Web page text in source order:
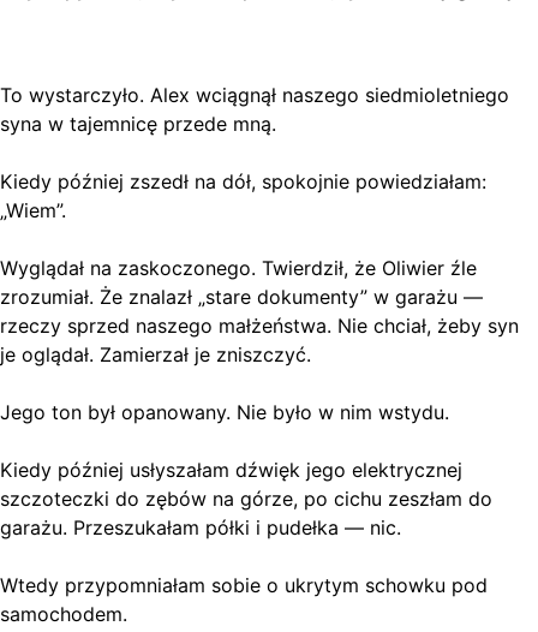
To wystarczyło. Alex wciągnął naszego siedmioletniego
syna w tajemnicę przede mną.
Kiedy później zszedł na dół, spokojnie powiedziałam:
„Wiem”.
Wyglądał na zaskoczonego. Twierdził, że Oliwier źle
zrozumiał. Że znalazł „stare dokumenty” w garażu —
rzeczy sprzed naszego małżeństwa. Nie chciał, żeby syn
je oglądał. Zamierzał je zniszczyć.
Jego ton był opanowany. Nie było w nim wstydu.
Kiedy później usłyszałam dźwięk jego elektrycznej
szczoteczki do zębów na górze, po cichu zeszłam do
garażu. Przeszukałam półki i pudełka — nic.
Wtedy przypomniałam sobie o ukrytym schowku pod
samochodem.